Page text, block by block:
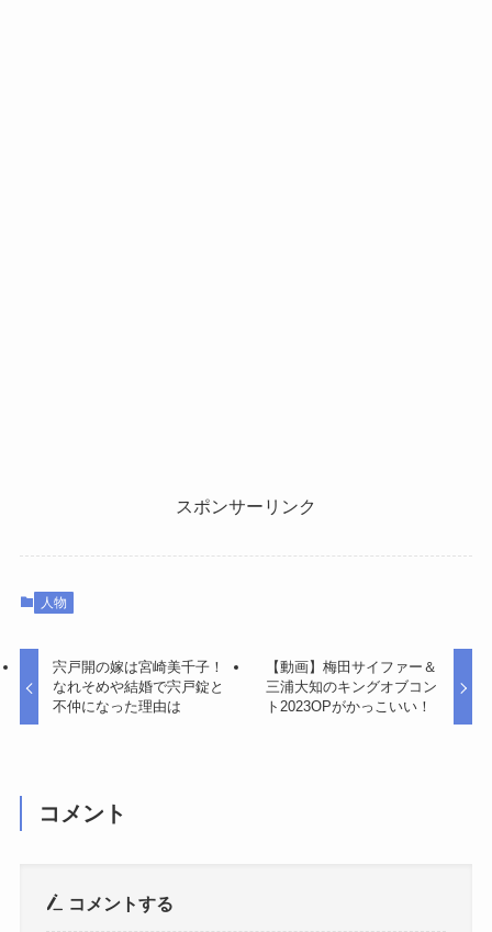
スポンサーリンク
人物
宍戸開の嫁は宮崎美千子！
なれそめや結婚で宍戸錠と
不仲になった理由は
【動画】梅田サイファー＆
三浦大知のキングオブコン
ト2023OPがかっこいい！
コメント
コメントする